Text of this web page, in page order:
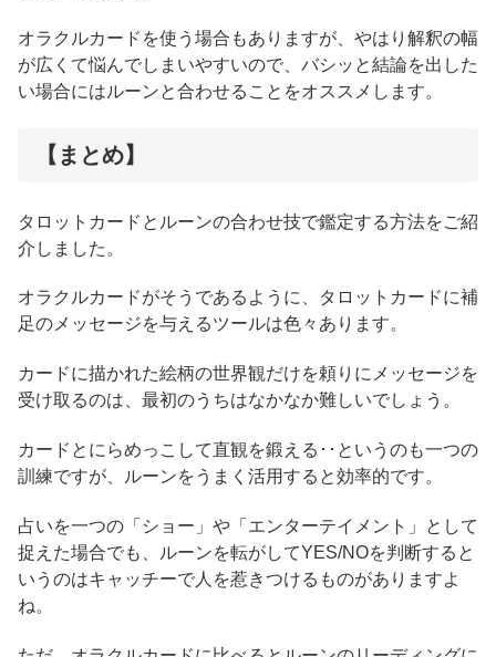
オラクルカードを使う場合もありますが、やはり解釈の幅
が広くて悩んでしまいやすいので、バシッと結論を出した
い場合にはルーンと合わせることをオススメします。
【まとめ】
タロットカードとルーンの合わせ技で鑑定する方法をご紹
介しました。
オラクルカードがそうであるように、タロットカードに補
足のメッセージを与えるツールは色々あります。
カードに描かれた絵柄の世界観だけを頼りにメッセージを
受け取るのは、最初のうちはなかなか難しいでしょう。
カードとにらめっこして直観を鍛える･･というのも一つの
訓練ですが、ルーンをうまく活用すると効率的です。
占いを一つの「ショー」や「エンターテイメント」として
捉えた場合でも、ルーンを転がしてYES/NOを判断すると
いうのはキャッチーで人を惹きつけるものがありますよ
ね。